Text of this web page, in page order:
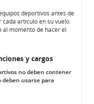
deportivos antes de
artículo en su vuelo.
momento de hacer el
y cargos
no deben contener
usarse para